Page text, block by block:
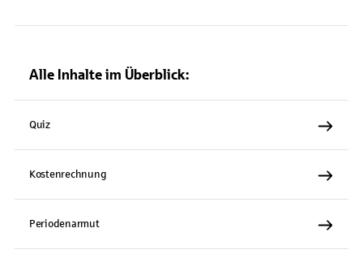
Alle Inhalte im Überblick:
Quiz
Kostenrechnung
Periodenarmut